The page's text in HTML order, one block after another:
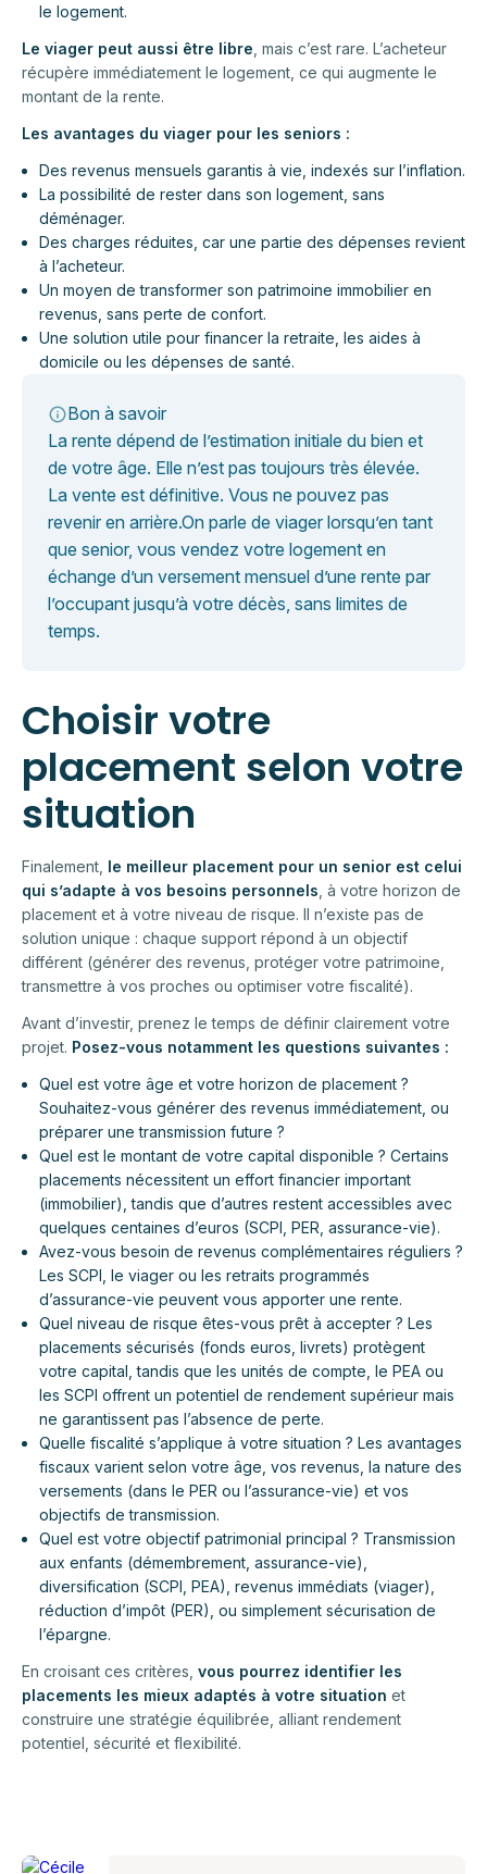
le logement.
Le viager peut aussi être libre , mais c’est rare. L’acheteur
récupère immédiatement le logement, ce qui augmente le
montant de la rente.
Les avantages du viager pour les seniors :
Des revenus mensuels garantis à vie, indexés sur l’inflation.
La possibilité de rester dans son logement, sans
déménager.
Des charges réduites, car une partie des dépenses revient
à l’acheteur.
Un moyen de transformer son patrimoine immobilier en
revenus, sans perte de confort.
Une solution utile pour financer la retraite, les aides à
domicile ou les dépenses de santé.
Bon à savoir
La rente dépend de l’estimation initiale du bien et
de votre âge. Elle n’est pas toujours très élevée.
La vente est définitive. Vous ne pouvez pas
revenir en arrière.On parle de viager lorsqu’en tant
que senior, vous vendez votre logement en
échange d’un versement mensuel d’une rente par
l’occupant jusqu’à votre décès, sans limites de
temps.
Choisir votre
placement selon votre
situation
Finalement, le meilleur placement pour un senior est celui
qui s’adapte à vos besoins personnels , à votre horizon de
placement et à votre niveau de risque. Il n’existe pas de
solution unique : chaque support répond à un objectif
différent (générer des revenus, protéger votre patrimoine,
transmettre à vos proches ou optimiser votre fiscalité).
Avant d’investir, prenez le temps de définir clairement votre
projet. Posez-vous notamment les questions suivantes :
Quel est votre âge et votre horizon de placement ?
Souhaitez-vous générer des revenus immédiatement, ou
préparer une transmission future ?
Quel est le montant de votre capital disponible ? Certains
placements nécessitent un effort financier important
(immobilier), tandis que d’autres restent accessibles avec
quelques centaines d’euros (SCPI, PER, assurance-vie).
Avez-vous besoin de revenus complémentaires réguliers ?
Les SCPI, le viager ou les retraits programmés
d’assurance-vie peuvent vous apporter une rente.
Quel niveau de risque êtes-vous prêt à accepter ? Les
placements sécurisés (fonds euros, livrets) protègent
votre capital, tandis que les unités de compte, le PEA ou
les SCPI offrent un potentiel de rendement supérieur mais
ne garantissent pas l’absence de perte.
Quelle fiscalité s’applique à votre situation ? Les avantages
fiscaux varient selon votre âge, vos revenus, la nature des
versements (dans le PER ou l’assurance-vie) et vos
objectifs de transmission.
Quel est votre objectif patrimonial principal ? Transmission
aux enfants (démembrement, assurance-vie),
diversification (SCPI, PEA), revenus immédiats (viager),
réduction d’impôt (PER), ou simplement sécurisation de
l’épargne.
En croisant ces critères, vous pourrez identifier les
placements les mieux adaptés à votre situation et
construire une stratégie équilibrée, alliant rendement
potentiel, sécurité et flexibilité.